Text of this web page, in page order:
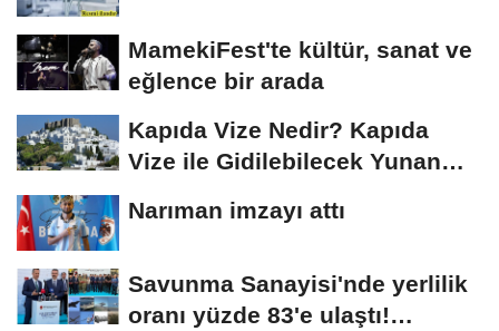
MamekiFest'te kültür, sanat ve
eğlence bir arada
Kapıda Vize Nedir? Kapıda
Vize ile Gidilebilecek Yunan
Narıman imzayı attı
Savunma Sanayisi'nde yerlilik
oranı yüzde 83'e ulaştı!